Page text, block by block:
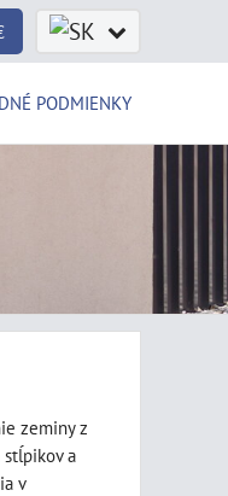
PODMIENKY
zeminy z
a
v